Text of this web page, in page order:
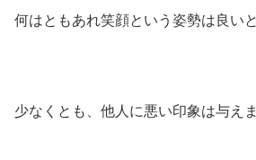
何はともあれ笑顔という姿勢は良い
少なくとも、他人に悪い印象は与え